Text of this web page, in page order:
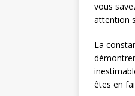
vous
attention
La
êtes en